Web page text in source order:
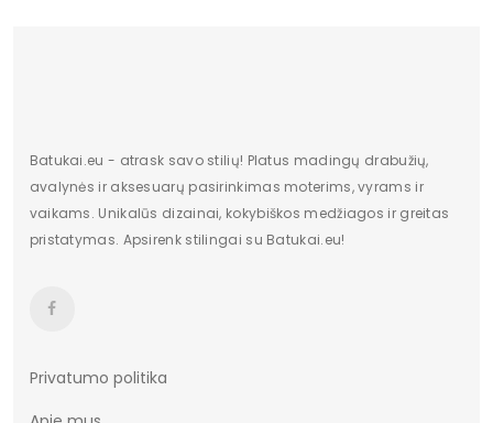
Stilius kasdienai
Sezonas ruduo/žiema
Lytis moteriška
Aulo aukštis
Batukai.eu - atrask savo stilių! Platus madingų drabužių,
avalynės ir aksesuarų pasirinkimas moterims, vyrams ir
vaikams. Unikalūs dizainai, kokybiškos medžiagos ir greitas
pristatymas. Apsirenk stilingai su Batukai.eu!
Privatumo politika